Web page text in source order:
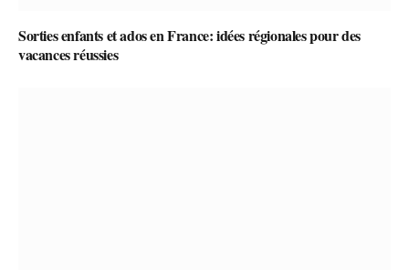
Sorties enfants et ados en France: idées régionales pour des
vacances réussies